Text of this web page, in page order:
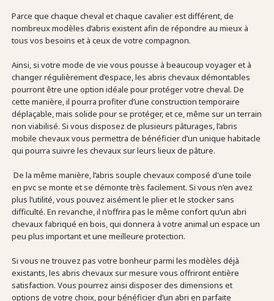
Parce que chaque cheval et chaque cavalier est différent, de
nombreux modèles d’abris existent afin de répondre au mieux à
tous vos besoins et à ceux de votre compagnon.
Ainsi, si votre mode de vie vous pousse à beaucoup voyager et à
changer régulièrement d’espace, les abris chevaux démontables
pourront être une option idéale pour protéger votre cheval. De
cette manière, il pourra profiter d’une construction temporaire
déplaçable, mais solide pour se protéger, et ce, même sur un terrain
non viabilisé. Si vous disposez de plusieurs pâturages, l’abris
mobile chevaux vous permettra de bénéficier d’un unique habitacle
qui pourra suivre les chevaux sur leurs lieux de pâture.
De la même manière, l’abris souple chevaux composé d'une toile
en pvc se monte et se démonte très facilement. Si vous n’en avez
plus l’utilité, vous pouvez aisément le plier et le stocker sans
difficulté. En revanche, il n’offrira pas le même confort qu’un abri
chevaux fabriqué en bois, qui donnera à votre animal un espace un
peu plus important et une meilleure protection.
Si vous ne trouvez pas votre bonheur parmi les modèles déjà
existants, les abris chevaux sur mesure vous offriront entière
satisfaction. Vous pourrez ainsi disposer des dimensions et
options de votre choix, pour bénéficier d’un abri en parfaite